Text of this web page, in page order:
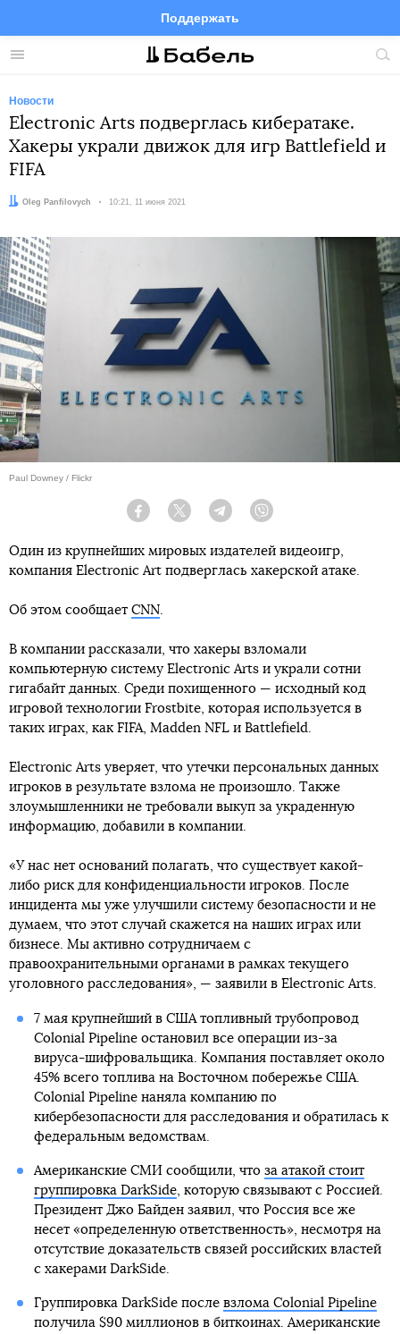
Меню
Поддержать
FacebookTelegramTwitter
Новости
Electronic Arts подверглась кибератаке.
Хакеры украли движок для игр Battlefield и
FIFA
Автор:
Oleg Panfilovych Дата:
10:21, 11 июня 2021
Paul Downey / Flickr
Facebook Twitter Telegram
Один из крупнейших мировых издателей видеоигр,
компания Electronic Art подверглась хакерской атаке.
Об этом сообщает CNN.
В компании рассказали, что хакеры взломали
компьютерную систему Electronic Arts и украли сотни
гигабайт данных. Среди похищенного — исходный код
игровой технологии Frostbite, которая используется в
таких играх, как FIFA, Madden NFL и Battlefield.
Electronic Arts уверяет, что утечки персональных данных
игроков в результате взлома не произошло. Также
злоумышленники не требовали выкуп за украденную
информацию, добавили в компании.
«У нас нет оснований полагать, что существует какой-
либо риск для конфиденциальности игроков. После
инцидента мы уже улучшили систему безопасности и не
думаем, что этот случай скажется на наших играх или
бизнесе. Мы активно сотрудничаем с
правоохранительными органами в рамках текущего
уголовного расследования», — заявили в Electronic Arts.
7 мая крупнейший в США топливный трубопровод
Colonial Pipeline остановил все операции из-за
вируса-шифровальщика. Компания поставляет около
45% всего топлива на Восточном побережье США.
Colonial Pipeline наняла компанию по
кибербезопасности для расследования и обратилась к
федеральным ведомствам.
Американские СМИ сообщили, что за атакой стоит
группировка DarkSide, которую связывают с Россией.
Президент Джо Байден заявил, что Россия все же
несет «определенную ответственность», несмотря на
отсутствие доказательств связей российских властей
с хакерами DarkSide.
Группировка DarkSide после взлома Colonial Pipeline
получила $90 миллионов в биткоинах. Американские